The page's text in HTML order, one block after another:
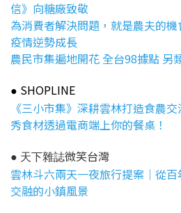
信》向糖廠致敬
為消費者解決問題，就是農夫的
疫情逆勢成長
農民市集遍地開花 全台98據點 另
● SHOPLINE
《三小市集》深耕雲林打造食農
秀食材透過電商端上你的餐桌！
● 天下雜誌微笑台灣
雲林斗六兩天一夜旅行提案｜從
交融的小鎮風景